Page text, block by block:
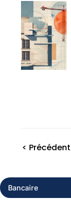
Bancaire
< Précédent